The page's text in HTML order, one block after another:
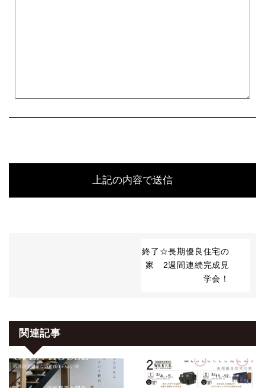
終了☆長期優良住宅の
家 2週間連続完成見
学会！
関連記事